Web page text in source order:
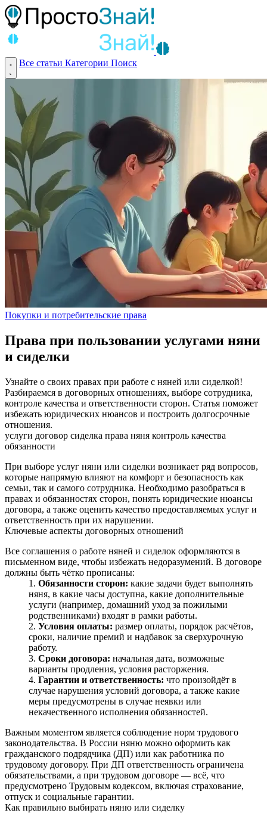
Все статьи Категории Поиск
Покупки и потребительские права
Права при пользовании услугами няни
и сиделки
Узнайте о своих правах при работе с няней или сиделкой!
Разбираемся в договорных отношениях, выборе сотрудника,
контроле качества и ответственности сторон. Статья поможет
избежать юридических нюансов и построить долгосрочные
отношения.
услуги договор сиделка права няня контроль качества
обязанности
При выборе услуг няни или сиделки возникает ряд вопросов,
которые напрямую влияют на комфорт и безопасность как
семьи, так и самого сотрудника. Необходимо разобраться в
правах и обязанностях сторон, понять юридические нюансы
договора, а также оценить качество предоставляемых услуг и
ответственность при их нарушении.
Ключевые аспекты договорных отношений
Все соглашения о работе няней и сиделок оформляются в
письменном виде, чтобы избежать недоразумений. В договоре
должны быть чётко прописаны:
Обязанности сторон: какие задачи будет выполнять
няня, в какие часы доступна, какие дополнительные
услуги (например, домашний уход за пожилыми
родственниками) входят в рамки работы.
Условия оплаты: размер оплаты, порядок расчётов,
сроки, наличие премий и надбавок за сверхурочную
работу.
Сроки договора: начальная дата, возможные
варианты продления, условия расторжения.
Гарантии и ответственность: что произойдёт в
случае нарушения условий договора, а также какие
меры предусмотрены в случае неявки или
некачественного исполнения обязанностей.
Важным моментом является соблюдение норм трудового
законодательства. В России няню можно оформить как
гражданского подрядчика (ДП) или как работника по
трудовому договору. При ДП ответственность ограничена
обязательствами, а при трудовом договоре — всё, что
предусмотрено Трудовым кодексом, включая страхование,
отпуск и социальные гарантии.
Как правильно выбирать няню или сиделку